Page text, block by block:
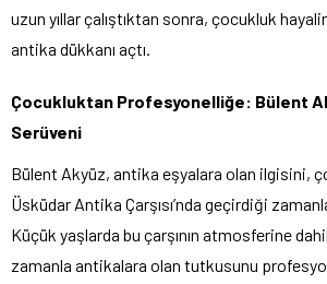
uzun yıllar çalıştıktan sonra, çocukluk
antika dükkanı açtı.
Çocukluktan Profesyonelliğe: Bülent
Serüveni
Bülent Akyüz, antika eşyalara olan ilgisini,
Üsküdar Antika Çarşısı’nda geçirdiği
Küçük yaşlarda bu çarşının atmosferine
zamanla antikalara olan tutkusunu